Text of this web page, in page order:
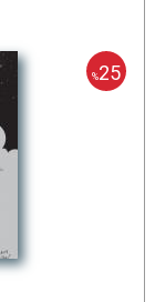
%25